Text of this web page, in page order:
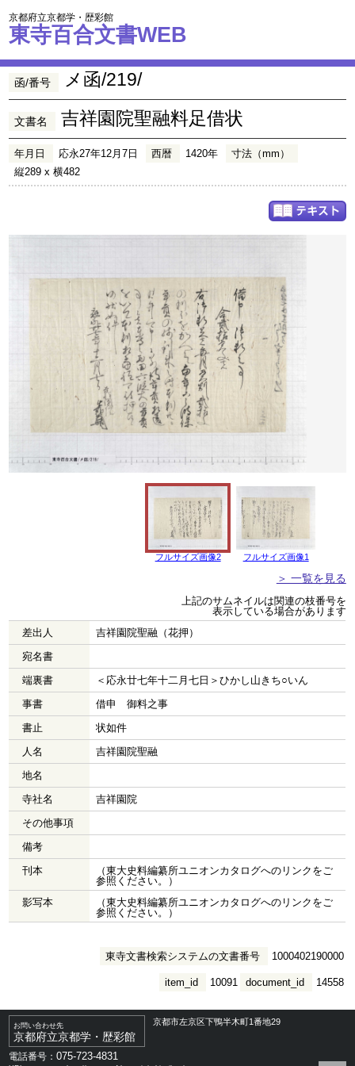
京都府立京都学・歴彩館
東寺百合文書WEB
函/番号 メ函/219/
文書名 吉祥園院聖融料足借状
年月日 応永27年12月7日 西暦 1420年
寸法（mm）
縦289 x 横482
フルサイズ画像2 フルサイズ画像1
＞ 一覧を見る
上記のサムネイルは関連の枝番号を
表示している場合があります
差出人
吉祥園院聖融（花押）
宛名書
端裏書
＜応永廿七年十二月七日＞ひかし山きち○いん
事書
借申 御料之事
書止
状如件
人名
吉祥園院聖融
地名
寺社名
吉祥園院
その他事項
備考
刊本
（東大史料編纂所ユニオンカタログへのリンクをご
参照ください。）
影写本
（東大史料編纂所ユニオンカタログへのリンクをご
参照ください。）
東寺文書検索システムの文書番号 1000402190000
document_id 14558
item_id 10091
お問い合わせ先
京都府立京都学・歴彩館
京都市左京区下鴨半木町1番地29
電話番号：075-723-4831